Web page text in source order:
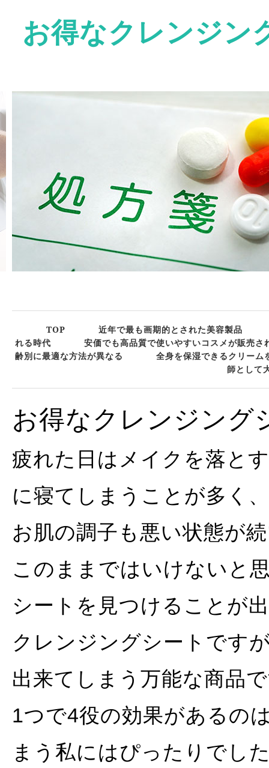
お得なクレンジン
TOP
近年で最も画期的とされた美容製品
れる時代
安価でも高品質で使いやすいコスメが販売さ
齢別に最適な方法が異なる
全身を保湿できるクリーム
師として
お得なクレンジング
疲れた日はメイクを落と
に寝てしまうことが多く
お肌の調子も悪い状態が
このままではいけないと
シートを見つけることが
クレンジングシートです
出来てしまう万能な商品
1つで4役の効果があるの
まう私にはぴったりでし